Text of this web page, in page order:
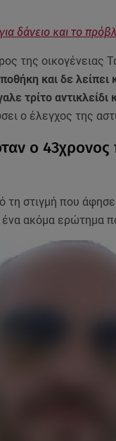
δάνειο και το
της οικογένειας
και δε λείπει
τρίτο
ο έλεγχος της
ο 43χρονος
στιγμή που
ακόμα ερώτημα